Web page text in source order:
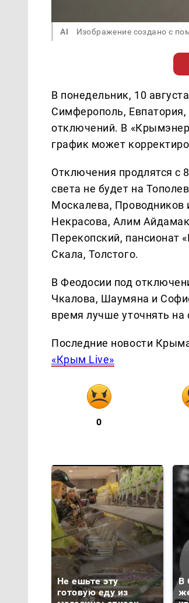
AI Изображение создано с
В понедельник, 10
Симферополь,
отключений. В
график может
Отключения продлятся с
света не будет на
Москалева, Проводников
Некрасова, Алим
Перекопский, пансионат
Скала, Толстого.
В Феодосии под
Чкалова, Шаумяна и
время лучше уточнять на
Последние новости
«Крым Live»
0
Не ешьте эту
готовую еду из
В